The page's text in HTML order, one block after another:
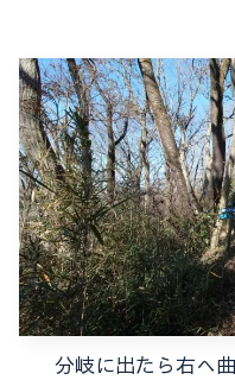
分岐に出たら右へ